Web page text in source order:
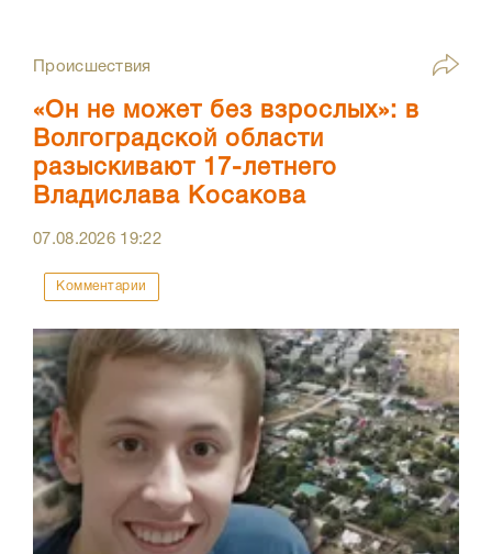
Происшествия
«Он не может без взрослых»: в
Волгоградской области
разыскивают 17-летнего
Владислава Косакова
07.08.2026 19:22
Комментарии